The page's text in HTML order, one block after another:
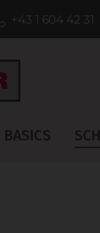
+43 1 604 42 31
BASICS